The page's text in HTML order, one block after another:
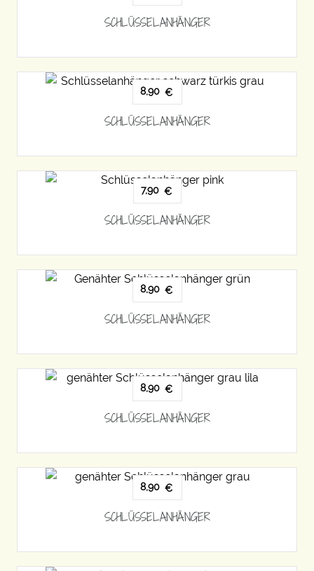
SCHLÜSSELANHÄNGER
8,90 €
SCHLÜSSELANHÄNGER
7,90 €
SCHLÜSSELANHÄNGER
8,90 €
SCHLÜSSELANHÄNGER
8,90 €
SCHLÜSSELANHÄNGER
8,90 €
SCHLÜSSELANHÄNGER